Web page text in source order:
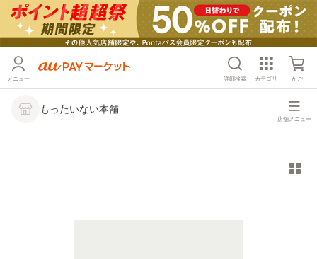
メニュー 詳細検索 カテゴリ かご
もったいない本舗
店舗メニュー